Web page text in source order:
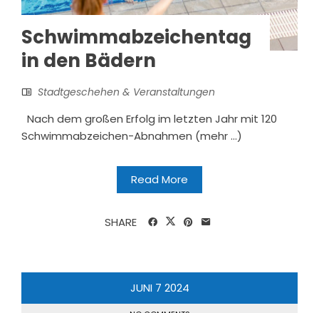
Schwimmabzeichentag
in den Bädern
Stadtgeschehen & Veranstaltungen
Nach dem großen Erfolg im letzten Jahr mit 120
Schwimmabzeichen-Abnahmen (mehr …)
Read More
SHARE
JUNI 7 2024